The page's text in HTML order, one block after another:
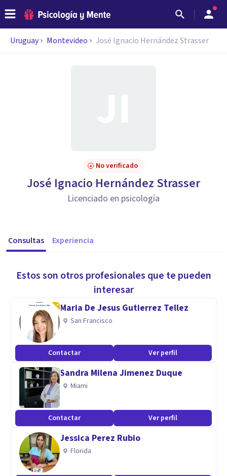
Uruguay Montevideo José Ignacio Hernández Strasser
No verificado
José Ignacio Hernández Strasser
Licenciado en psicología
Consultas Experiencia
Estos son otros profesionales que te pueden
interesar
Maria De Jesus Gutierrez Tellez
San Francisco
Contactar Ver perfil
Sandra Milena Jimenez Duque
Miami
Contactar Ver perfil
Jessica Perez Rubio
Florida